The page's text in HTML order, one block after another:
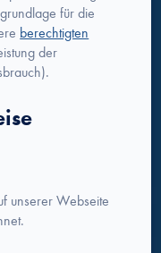
für die
berechtigten
der
unserer Webseite